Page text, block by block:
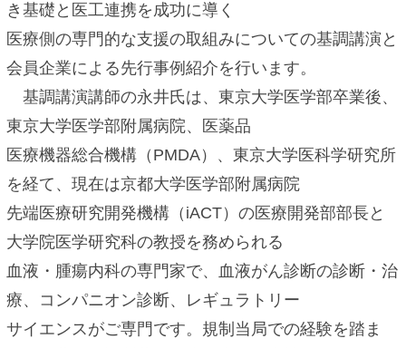
き基礎と医工連携を成功に導く
医療側の専門的な支援の取組みについての基調講演と
会員企業による先行事例紹介を行います。
基調講演講師の永井氏は、東京大学医学部卒業後、
東京大学医学部附属病院、医薬品
医療機器総合機構（PMDA）、東京大学医科学研究所
を経て、現在は京都大学医学部附属病院
先端医療研究開発機構（iACT）の医療開発部部長と
大学院医学研究科の教授を務められる
血液・腫瘍内科の専門家で、血液がん診断の診断・治
療、コンパニオン診断、レギュラトリー
サイエンスがご専門です。規制当局での経験を踏ま